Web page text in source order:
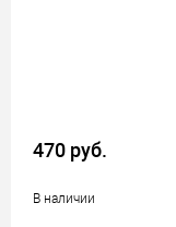
470 руб.
В наличии